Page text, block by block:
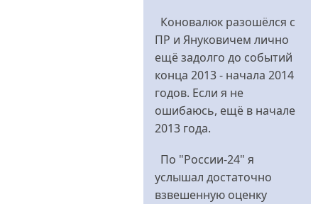
Коновалюк разошёлся с
ПР и Януковичем лично
ещё задолго до событий
конца 2013 - начала 2014
годов. Если я не
ошибаюсь, ещё в начале
2013 года.
По "России-24" я
услышал достаточно
взвешенную оценку